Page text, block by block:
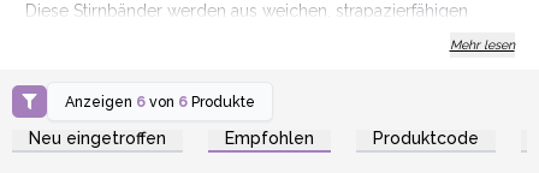
Diese Stirnbänder werden aus weichen, strapazierfähigen
Lebensdauer ausgelegt. Sie bleiben weich und behalten ihre
Form, auch nach mehrmaligem Waschen, was sie zu einem
zuverlässigen Begleiter für die tägliche Routine macht.
Mehr lesen
Anzeigen 6 von 6 Produkte
Neu eingetroffen Empfohlen Produktcode
Anmelden oder
Registrieren für
Großhandelspreise
Registrieren für
Großhandelspreise